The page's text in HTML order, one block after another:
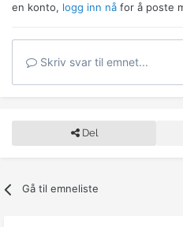
en konto, logg inn nå for å poste
Skriv svar til emnet...
Del
Gå til emneliste